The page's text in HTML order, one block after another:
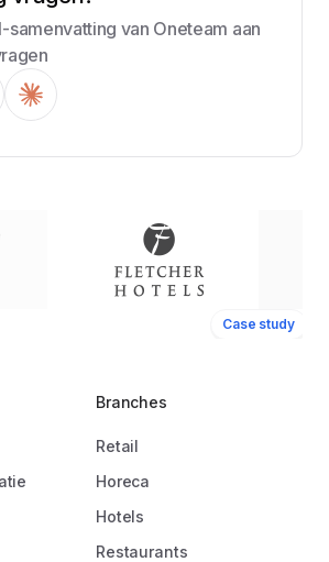
samenvatting van Oneteam aan
Case study
Branches
Retail
Horeca
Hotels
Restaurants